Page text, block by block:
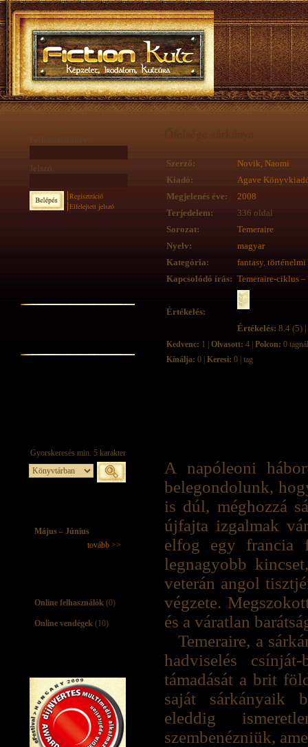
Jelszó:
Regisztráció
Elfelejtett jelszó
Május – Június
tovább >>
Online felhasználók (0)
Online vendégek (10)
Őfelsége sárkánya
Szerző:
Novik, Naomi
Kiadó:
Agave
Megjelenés éve:
2008
Terjedelem:
336 oldal
Sorozat:
Temeraire
Nyelv:
magyar
Kategória:
fantasy, történelmi
Kapcsolódó írás: Temeraire-ciklus –
Értékelés:
Értékelés: 8.4 (5)
Kedvenc: 1 | Olvasott: 4 | Polcon: 0 tagnál
Kínálja: 0 | Keresi: 0 | tag
A napóleoni
belegondolunk,
is dúl, méghozzá
újfajta izgalmak
elfog egy francia
legnagyobb
veterán angol
végzete.
és a váratlan
Temeraire, a
hadviselés
támadását a brit
saját sárkányaik
eleddig
szembenézniük,